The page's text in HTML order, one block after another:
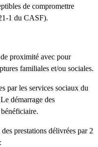
de compromettre
1 du CASF).
proximité avec pour
familiales et/ou sociales.
par les services sociaux du
démarrage des
prestations délivrées par 2